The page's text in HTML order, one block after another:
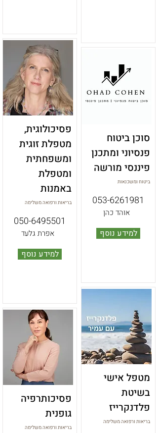
ביטוח ומשכנאות
053-6261981
אוהד כהן
למידע נוסף
סוכן ביטוח
פנסיוני ומתכנן
פיננסי מורשה
בריאות ורפואה משלימה
מטפל אישי
בשיטת
פלדנקרייז
בריאות ורפואה משלימה
050-6495501
אפרת גלעד
למידע נוסף
פסיכולוגית,
מטפלת זוגית
ומשפחתית
ומטפלת
באמנות
בריאות ורפואה משלימה
פסיכותרפיה
גופנית